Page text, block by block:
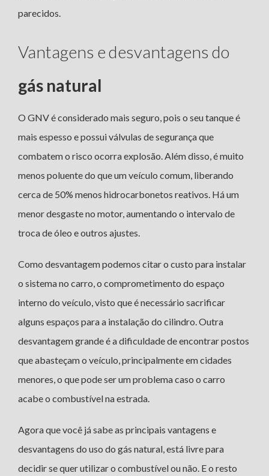
parecidos.
Vantagens e desvantagens do
gás natural
O GNV é considerado mais seguro, pois o seu tanque é
mais espesso e possui válvulas de segurança que
combatem o risco ocorra explosão. Além disso, é muito
menos poluente do que um veículo comum, liberando
cerca de 50% menos hidrocarbonetos reativos. Há um
menor desgaste no motor, aumentando o intervalo de
troca de óleo e outros ajustes.
Como desvantagem podemos citar o custo para instalar
o sistema no carro, o comprometimento do espaço
interno do veículo, visto que é necessário sacrificar
alguns espaços para a instalação do cilindro. Outra
desvantagem grande é a dificuldade de encontrar postos
que abasteçam o veículo, principalmente em cidades
menores, o que pode ser um problema caso o carro
acabe o combustível na estrada.
Agora que você já sabe as principais vantagens e
desvantagens do uso do gás natural, está livre para
decidir se quer utilizar o combustível ou não. E o resto